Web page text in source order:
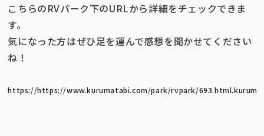
こちらのRVパーク下のURLから詳細をチェックできま
す。
気になった方はぜひ足を運んで感想を聞かせてください
ね！
https://https://www.kurumatabi.com/park/rvpark/